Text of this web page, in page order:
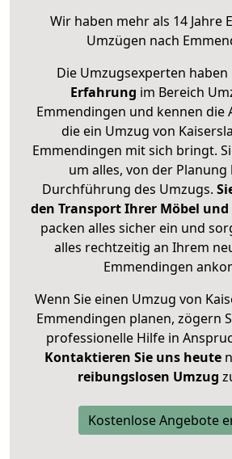
Wir haben mehr als 14 Jahre
Umzügen nach
Die Umzugsexperten haben
Erfahrung im Bereich
Emmendingen und kennen die
die ein Umzug von
Emmendingen mit sich bringt.
um alles, von der
Durchführung des Umzugs.
den Transport Ihrer Möbel
packen alles sicher ein und
alles rechtzeitig an Ihrem
Emmendingen
Wenn Sie einen Umzug von
Emmendingen planen, zögern
professionelle Hilfe in
Kontaktieren Sie uns heute
reibungslosen Umzug
Kostenlose Angebote